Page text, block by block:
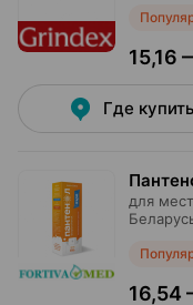
15,16
Где купить
для
16,54